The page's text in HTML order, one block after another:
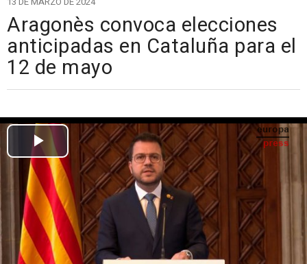
Aragonès convoca elecciones
anticipadas en Cataluña para el
12 de mayo